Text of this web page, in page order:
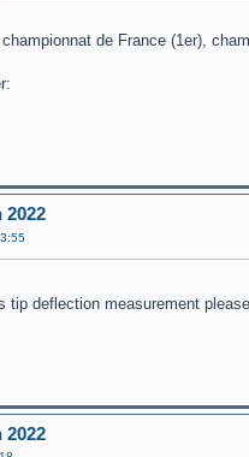
de France (1er),
2022
tip deflection measurement
2022